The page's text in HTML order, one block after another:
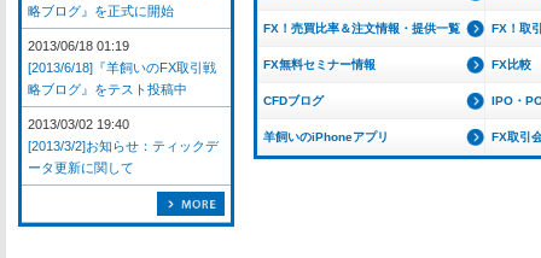
FX！売買比率＆注文情報・提供一覧 FX！取
FX無料セミナー情報 FX比較
CFDブログ IPO・
羊飼いのiPhoneアプリ FX取引
略ブログ』を正式に開始
2013/06/18 01:19
[2013/6/18]『羊飼いのFX取引戦
略ブログ』をテスト投稿中
2013/03/02 19:40
[2013/3/2]お知らせ：ティックデ
ータ更新に関して